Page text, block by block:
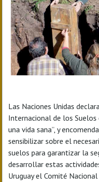
Las Naciones Unidas
Internacional de los Suelos
una vida sana”, y
sensibilizar sobre el
suelos para garantizar la
desarrollar estas
Uruguay el Comité